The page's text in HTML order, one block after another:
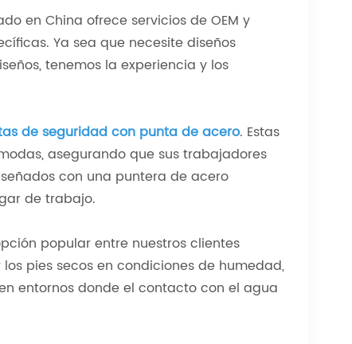
en China ofrece servicios de OEM y
Ya sea que necesite diseños
tenemos la experiencia y los
de seguridad con punta de acero. Estas
asegurando que sus trabajadores
con una puntera de acero
de trabajo.
popular entre nuestros clientes
pies secos en condiciones de humedad,
entornos donde el contacto con el agua